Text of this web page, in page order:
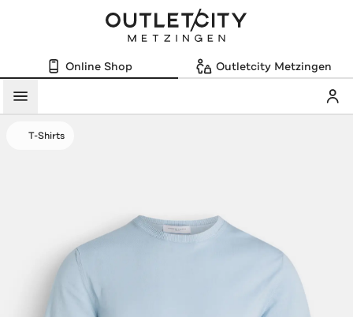
Online Shop Outletcity Metzingen
Menü
T-Shirts